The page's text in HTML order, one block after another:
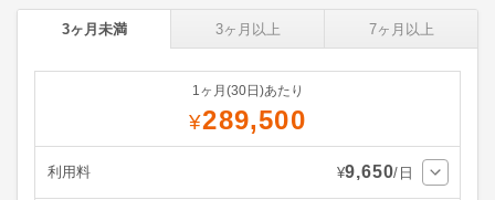
3ヶ月未満 3ヶ月以上 7ヶ月以上
1ヶ月(30日)あたり
¥289,500
利用料 ¥9,650/日